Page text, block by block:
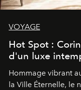
VOYAGE
Hot Spot :
d'un luxe
Hommage vibrant
la Ville Éternelle, le